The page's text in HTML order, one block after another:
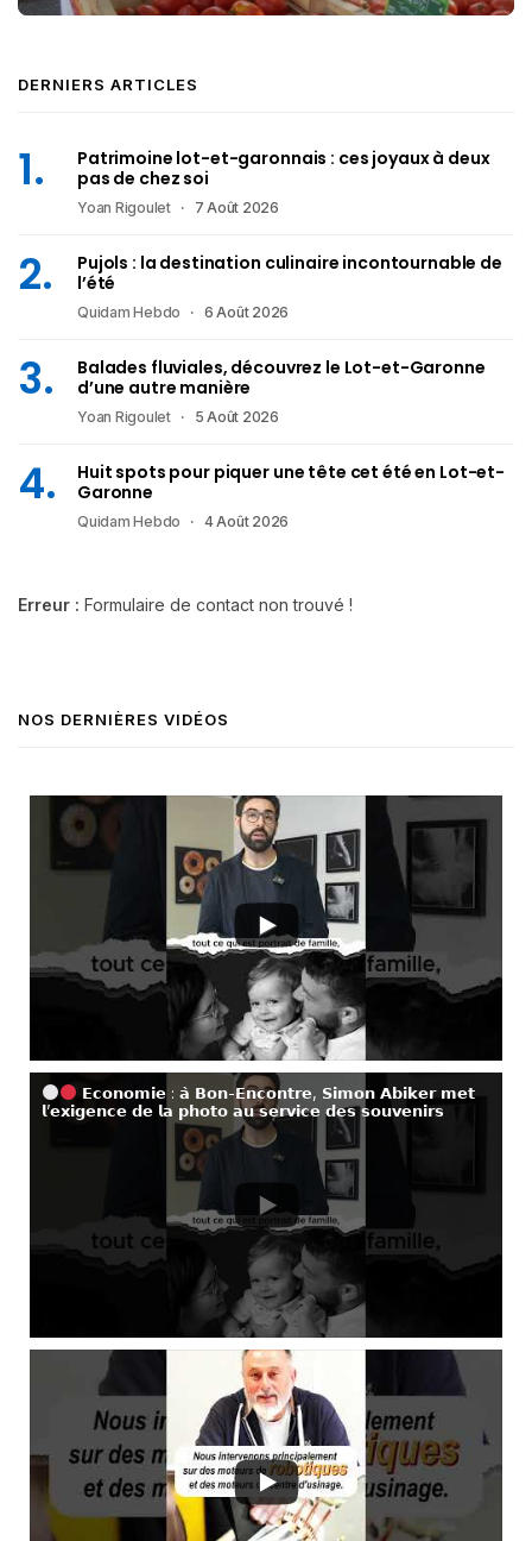
DERNIERS ARTICLES
Patrimoine lot-et-garonnais : ces joyaux à deux
pas de chez soi
Yoan Rigoulet 7 Août 2026
Pujols : la destination culinaire incontournable de
l’été
Quidam Hebdo 6 Août 2026
Balades fluviales, découvrez le Lot-et-Garonne
d’une autre manière
Yoan Rigoulet 5 Août 2026
Huit spots pour piquer une tête cet été en Lot-et-
Garonne
Quidam Hebdo 4 Août 2026
Erreur : Formulaire de contact non trouvé !
NOS DERNIÈRES VIDÉOS
𝗘𝗰𝗼𝗻𝗼𝗺𝗶𝗲 : 𝗮̀ 𝗕𝗼𝗻-𝗘𝗻𝗰𝗼𝗻𝘁𝗿𝗲, 𝗦𝗶𝗺𝗼𝗻 𝗔𝗯𝗶𝗸𝗲𝗿 𝗺𝗲𝘁
𝗹’𝗲𝘅𝗶𝗴𝗲𝗻𝗰𝗲 𝗱𝗲 𝗹𝗮 𝗽𝗵𝗼𝘁𝗼 𝗮𝘂 𝘀𝗲𝗿𝘃𝗶𝗰𝗲 𝗱𝗲𝘀 𝘀𝗼𝘂𝘃𝗲𝗻𝗶𝗿𝘀